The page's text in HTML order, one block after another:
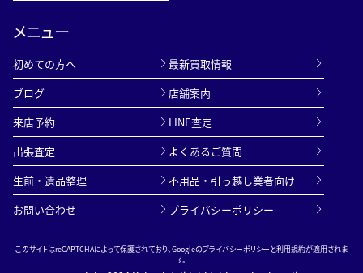
メニュー
初めての方へ
最新買取情報
ブログ
店舗案内
来店予約
LINE査定
出張査定
よくあるご質問
生前・遺品整理
不用品・引っ越し業者向け
お問い合わせ
プライバシーポリシー
このサイトはreCAPTCHAによって保護されており、Googleのプライバシーポリシーと利用規約が適用されま
す。